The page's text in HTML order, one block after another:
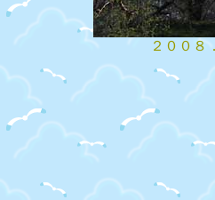
２００８．